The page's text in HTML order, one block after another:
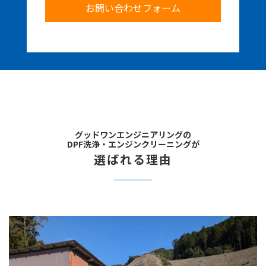
お問い合わせフォーム
グッドワンエンジニアリングの
DPF洗浄・エンジンクリーニングが
選ばれる理由